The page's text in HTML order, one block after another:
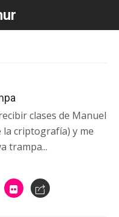
clases de Manuel
la criptografía) y me
trampa...